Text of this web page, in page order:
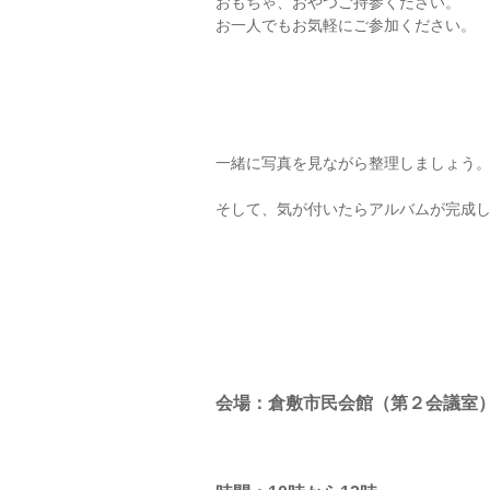
お一人でもお気軽にご参加ください。
一緒に写真を見ながら整理しましょう。
そして、気が付いたらアルバムが完成
会場：倉敷市民会館（第２会議室）